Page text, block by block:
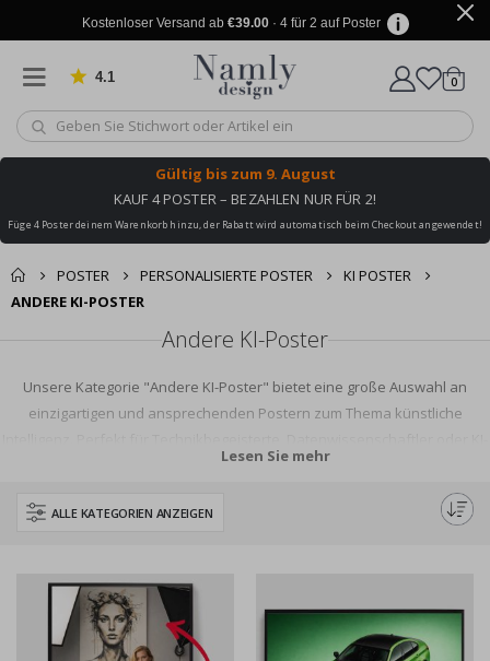
Kostenloser Versand ab €39.00· 4 für 2 auf Poster
4.1 von 1025 Bewertungen
Wagen
0
Gültig bis zum 9. August
KAUF 4 POSTER – BEZAHLEN NUR FÜR 2!
Füge 4 Poster deinem Warenkorb hinzu, der Rabatt wird automatisch beim Checkout angewendet!
POSTER PERSONALISIERTE POSTER
KI POSTER
ANDERE KI-POSTER
Andere KI-Poster
Unsere Kategorie "Andere KI-Poster" bietet eine große Auswahl an
einzigartigen und ansprechenden Postern zum Thema künstliche
Liebhaber, die ihrem Raum eine moderne, wissenschaftliche Note
verleihen möchten. Entdecken Sie unsere vielfältige Sammlung und
finden Sie das perfekte Stück, um Ihre tägliche Kreativität und Neugier
Lesen Sie mehr
ALLE KATEGORIEN ANZEIGEN